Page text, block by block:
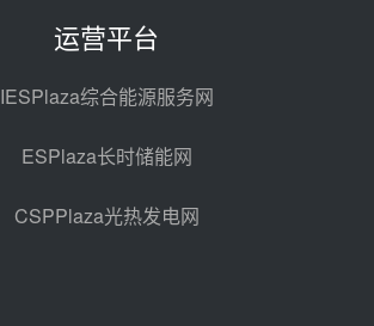
热发电工程EPC总承包项目熔盐截
昊森机电中标新疆华电天山北麓基
地100MW光热发电工程EPC总承
包项目熔盐介质超声波流量计采购
前天 08-05 17:09
运营平台
IESPlaza综合能源服务网
ESPlaza长时储能网
CSPPlaza光热发电网